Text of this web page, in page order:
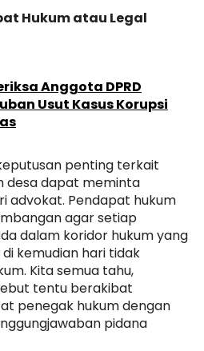
Hukum atau Legal
Anggota DPRD
Usut Kasus Korupsi
penting terkait
desa dapat meminta
advokat. Pendapat hukum
agar setiap
dalam koridor hukum yang
kemudian hari tidak
Kita semua tahu,
tentu berakibat
penegak hukum dengan
pidana